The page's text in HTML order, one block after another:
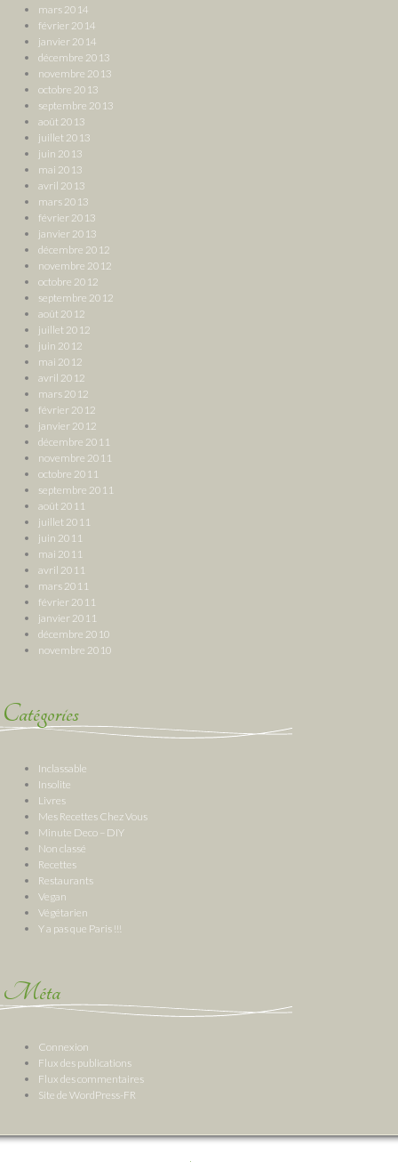
mars 2014
février 2014
janvier 2014
décembre 2013
novembre 2013
octobre 2013
septembre 2013
août 2013
juillet 2013
juin 2013
mai 2013
avril 2013
mars 2013
février 2013
janvier 2013
décembre 2012
novembre 2012
octobre 2012
septembre 2012
août 2012
juillet 2012
juin 2012
mai 2012
avril 2012
mars 2012
février 2012
janvier 2012
décembre 2011
novembre 2011
octobre 2011
septembre 2011
août 2011
juillet 2011
juin 2011
mai 2011
avril 2011
mars 2011
février 2011
janvier 2011
décembre 2010
novembre 2010
Catégories
Inclassable
Insolite
Livres
Mes Recettes Chez Vous
Minute Deco – DIY
Non classé
Recettes
Restaurants
Vegan
Végétarien
Y a pas que Paris !!!
Méta
Connexion
Flux des publications
Flux des commentaires
Site de WordPress-FR